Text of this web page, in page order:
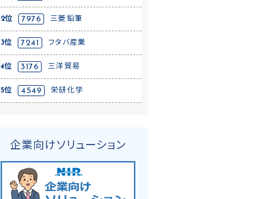
2位 7976 三菱鉛筆
3位 7241 フタバ産業
4位 3176 三洋貿易
5位 4549 栄研化学
企業向けソリューション